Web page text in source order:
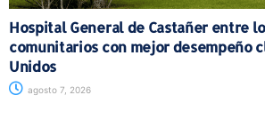
Hospital General de Castañer entre
comunitarios con mejor desempeño
Unidos
agosto 7, 2026